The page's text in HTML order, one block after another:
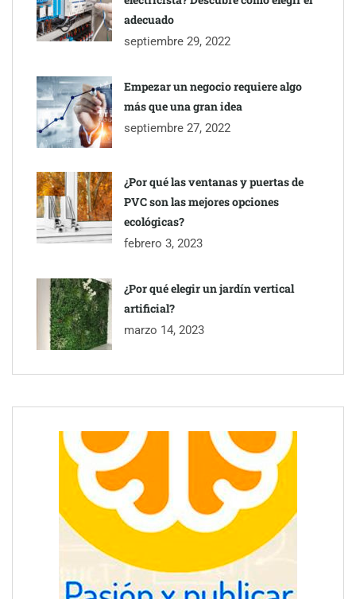
adecuado
septiembre 29, 2022
Empezar un negocio requiere algo
más que una gran idea
septiembre 27, 2022
¿Por qué las ventanas y puertas de
PVC son las mejores opciones
ecológicas?
febrero 3, 2023
¿Por qué elegir un jardín vertical
artificial?
marzo 14, 2023